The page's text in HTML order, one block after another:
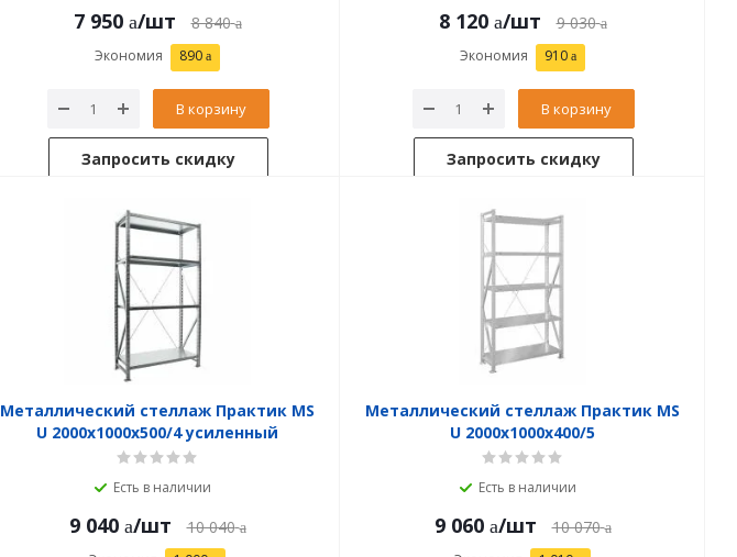
7 950 /шт 8 840
Экономия 890
В корзину
Запросить скидку
8 120 /шт 9 030
Экономия 910
В корзину
Запросить скидку
Металлический стеллаж Практик MS
U 2000x1000x500/4 усиленный
Есть в наличии
9 040 /шт 10 040
Металлический стеллаж Практик MS
U 2000x1000x400/5
Есть в наличии
9 060 /шт 10 070